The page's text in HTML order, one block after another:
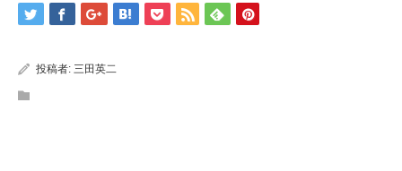
投稿者: 三田英二